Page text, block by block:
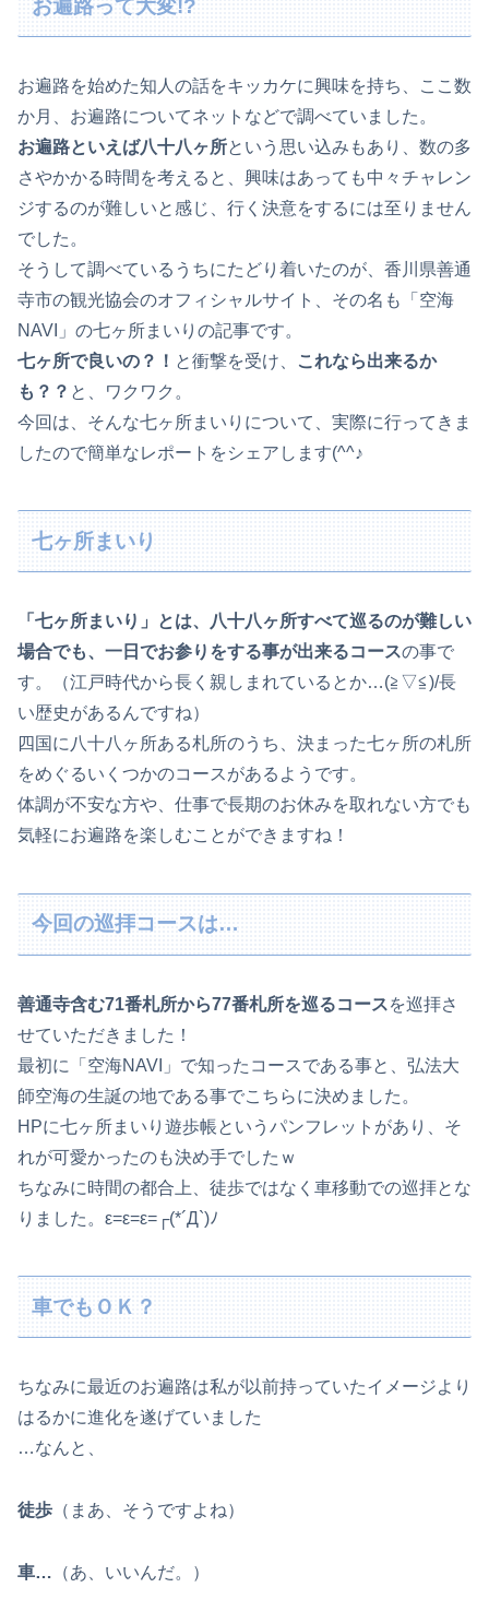
お遍路って大変!?
お遍路を始めた知人の話をキッカケに興味を持ち、ここ数
か月、お遍路についてネットなどで調べていました。
お遍路といえば八十八ヶ所という思い込みもあり、数の多
さやかかる時間を考えると、興味はあっても中々チャレン
ジするのが難しいと感じ、行く決意をするには至りません
でした。
そうして調べているうちにたどり着いたのが、香川県善通
寺市の観光協会のオフィシャルサイト、その名も「空海
NAVI」の七ヶ所まいりの記事です。
七ヶ所で良いの？！ と衝撃を受け、
これなら出来るか
も？？ と、ワクワク。
今回は、そんな七ヶ所まいりについて、実際に行ってきま
したので簡単なレポートをシェアします(^^♪
七ヶ所まいり
「七ヶ所まいり」とは、八十八ヶ所すべて巡るのが難しい
場合でも、一日でお参りをする事が出来るコースの事で
す。（江戸時代から長く親しまれているとか…(≧▽≦)/長
い歴史があるんですね）
四国に八十八ヶ所ある札所のうち、決まった七ヶ所の札所
をめぐるいくつかのコースがあるようです。
体調が不安な方や、仕事で長期のお休みを取れない方でも
気軽にお遍路を楽しむことができますね！
今回の巡拝コースは…
善通寺含む71番札所から77番札所を巡るコースを巡拝さ
せていただきました！
最初に「空海NAVI」で知ったコースである事と、弘法大
師空海の生誕の地である事でこちらに決めました。
HPに七ヶ所まいり遊歩帳というパンフレットがあり、そ
れが可愛かったのも決め手でしたｗ
ちなみに時間の都合上、徒歩ではなく車移動での巡拝とな
りました。ε=ε=ε=┌(*´Д`)ﾉ
車でもＯＫ？
ちなみに最近のお遍路は私が以前持っていたイメージより
はるかに進化を遂げていました
…なんと、
徒歩 （まあ、そうですよね）
車… （あ、いいんだ。）